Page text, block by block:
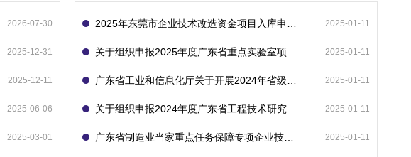
2026-07-30
2025-12-31
2025-12-11
2025-06-06
2025-03-01
2025-01-11
2025-01-11
2025-01-11
2025-01-11
2025-01-11